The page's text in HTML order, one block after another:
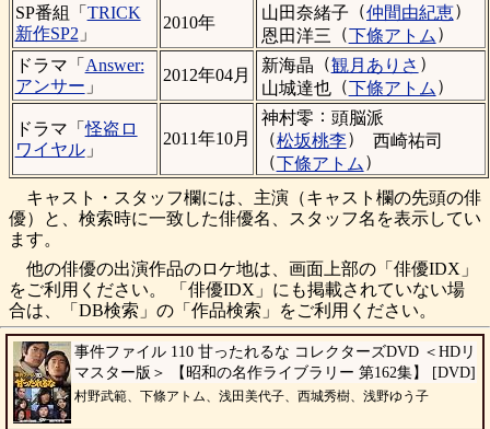
SP番組「 TRICK
新作SP2 」
2010年
山田奈緒子 （仲間由紀恵）
恩田洋三 （下條アトム ）
ドラマ「 Answer:
アンサー 」
2012年04月
新海晶 （観月ありさ ）
山城達也 （下條アトム ）
ドラマ「怪盗ロ
ワイヤル」
2011年10月
神村零 ： 頭脳派
（松坂桃李）
西崎祐司
（下條アトム ）
キャスト・スタッフ欄には、主演（キャスト欄の先頭の俳
優）と、検索時に一致した俳優名、スタッフ名を表示してい
ます。
他の俳優の出演作品のロケ地は、画面上部の「俳優IDX」
をご利用ください。 「俳優IDX」にも掲載されていない場
合は、「DB検索」の「作品検索」をご利用ください。
事件ファイル 110 甘ったれるな コレクターズDVD ＜HDリ
マスター版＞ 【昭和の名作ライブラリー 第162集】 [DVD]
村野武範、下條アトム、浅田美代子、西城秀樹、浅野ゆう子